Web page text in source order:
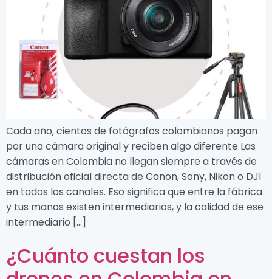
Cada año, cientos de fotógrafos colombianos pagan
por una cámara original y reciben algo diferente Las
cámaras en Colombia no llegan siempre a través de
distribución oficial directa de Canon, Sony, Nikon o DJI
en todos los canales. Eso significa que entre la fábrica
y tus manos existen intermediarios, y la calidad de ese
intermediario […]
¿Cuánto cuestan los